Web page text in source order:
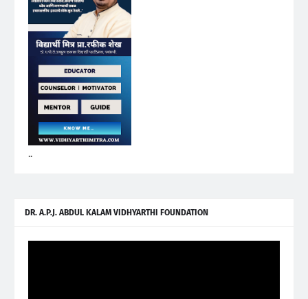
..
DR. A.P.J. ABDUL KALAM VIDHYARTHI FOUNDATION